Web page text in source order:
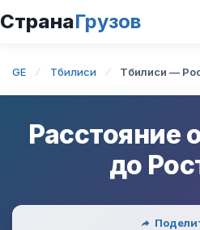
СтранаГрузов
GE Тбилиси Тбилиси —
Расстояние
до